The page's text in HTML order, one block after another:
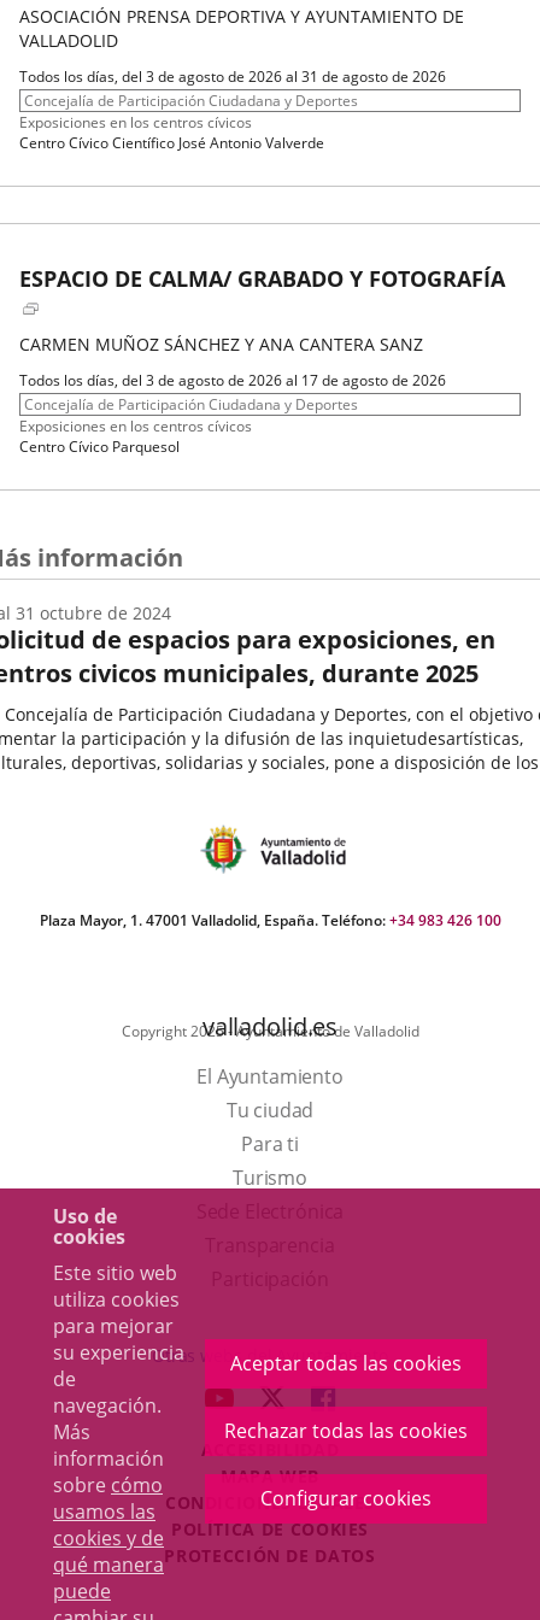
Uso de
cookies
Este sitio web
utiliza cookies
para mejorar
su experiencia
de
navegación.
Más
información
sobre cómo
usamos las
cookies y de
qué manera
puede
Aceptar todas las cookies
Rechazar todas las cookies
Configurar cookies
ASOCIACIÓN PRENSA DEPORTIVA Y AYUNTAMIENTO DE
VALLADOLID
Fechas
del
evento
Todos los días, del 3 de agosto de 2026 al 31 de agosto de 2026
Organizador
de
actividad
Concejalía de Participación Ciudadana y Deportes
Programa
Exposiciones en los centros cívicos
Espacio
Centro Cívico Científico José Antonio Valverde
ESPACIO DE CALMA/ GRABADO Y FOTOGRAFÍA
CARMEN MUÑOZ SÁNCHEZ Y ANA CANTERA SANZ
Fechas
del
evento
Todos los días, del 3 de agosto de 2026 al 17 de agosto de 2026
Organizador
de
actividad
Concejalía de Participación Ciudadana y Deportes
Programa
Exposiciones en los centros cívicos
Espacio
Centro Cívico Parquesol
información
de espacios para exposiciones, en
civicos municipales, durante 2025
Concejalía de Participación Ciudadana y Deportes, con el objetivo
la participación y la difusión de las inquietudesartísticas,
deportivas, solidarias y sociales, pone a disposición de los
31 octubre de 2024
Plaza Mayor, 1. 47001 Valladolid, España. Teléfono:+34 983 426 100
Copyright 2025 - Ayuntamiento de Valladolid
valladolid.es
El Ayuntamiento
Tu ciudad
Para ti
TurismoEste
una
ventana
nueva.
externa.
Otras webs del Ayuntamiento
ENLACE
A
UNA
APLICACIÓN
EXTERNA.
ENLACE
A
UNA
APLICACIÓN
EXTERNA.
ENLACE
A
UNA
APLICACIÓN
EXTERNA.
ACCESIBILIDAD
MAPA WEB
CONDICIONES LEGALES
POLÍTICA DE COOKIES
PROTECCIÓN DE DATOS